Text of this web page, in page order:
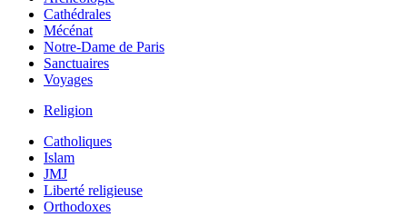
Cathédrales
Mécénat
Notre-Dame de Paris
Sanctuaires
Voyages
Religion
Catholiques
Islam
JMJ
Liberté religieuse
Orthodoxes